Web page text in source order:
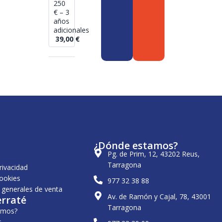
250
€ – 3
años
adicionales
39,00 €
de venta
¿Dónde estamos?
Pg. de Prim, 12, 43202 Reus,
Tarragona
977 32 38 88
Av. de Ramón y Cajal, 78, 43001
Tarragona